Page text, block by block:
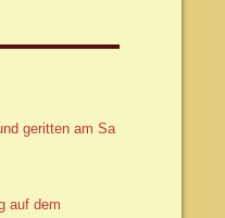
geritten am Sa
auf dem